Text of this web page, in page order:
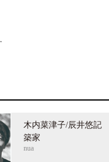
木内菜津子/辰井悠記
築家
nua